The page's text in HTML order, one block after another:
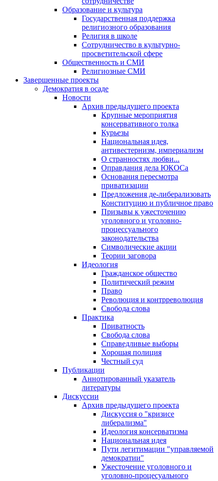
Образование и культура
Государственная поддержка
религиозного образования
Религия в школе
Сотрудничество в культурно-
просветительской сфере
Общественность и СМИ
Религиозные СМИ
Завершенные проекты
Демократия в осаде
Новости
Архив предыдущего проекта
Крупные мероприятия
консервативного толка
Курьезы
Национальная идея,
антивестернизм, империализм
О странностях любви...
Оправдания дела ЮКОСа
Основания пересмотра
приватизации
Предложения де-либерализовать
Конституцию и публичное право
Призывы к ужесточению
уголовного и уголовно-
процессуального
законодательства
Символические акции
Теории заговора
Идеология
Гражданское общество
Политический режим
Право
Революция и контрреволюция
Свобода слова
Практика
Приватность
Свобода слова
Справедливые выборы
Хорошая полиция
Честный суд
Публикации
Аннотированный указатель
литературы
Дискуссии
Архив предыдущего проекта
Дискуссия о "кризисе
либерализма"
Идеология консерватизма
Национальная идея
Пути легитимации "управляемой
демократии"
Ужесточение уголовного и
уголовно-процесуального